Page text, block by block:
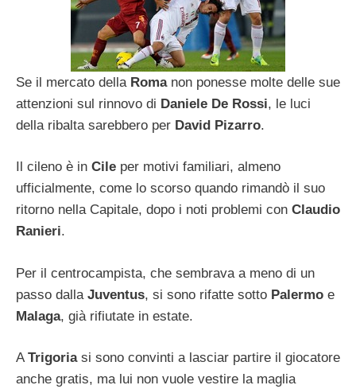
Se il mercato della Romanon ponesse molte delle sue
attenzioni sul rinnovo di Daniele De Rossi, le luci
della ribalta sarebbero per David Pizarro.
Il cileno è in Cile per motivi familiari, almeno
ufficialmente, come lo scorso quando rimandò il suo
ritorno nella Capitale, dopo i noti problemi con Claudio
Ranieri.
Per il centrocampista, che sembrava a meno di un
passo dalla Juventus, si sono rifatte sotto Palermo e
Malaga, già rifiutate in estate.
ATrigoriasi sono convinti a lasciar partire il giocatore
anche gratis, ma lui non vuole vestire la maglia